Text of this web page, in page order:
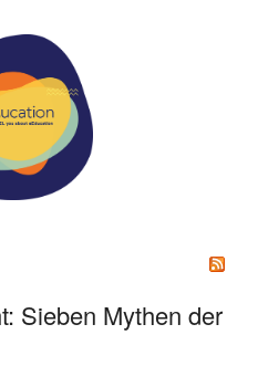
Sieben Mythen der